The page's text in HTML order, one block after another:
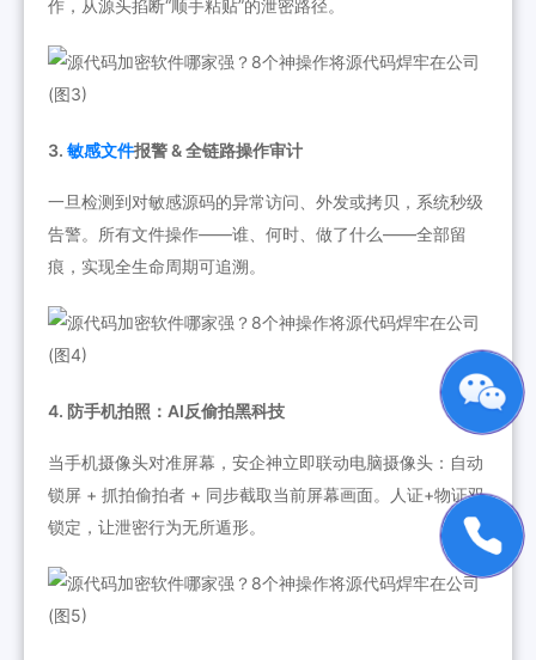
作，从源头掐断“顺手粘贴”的泄密路径。
3. 敏感文件报警 & 全链路操作审计
一旦检测到对敏感源码的异常访问、外发或拷贝，系统秒级
告警。所有文件操作——谁、何时、做了什么——全部留
痕，实现全生命周期可追溯。
4. 防手机拍照：AI反偷拍黑科技
当手机摄像头对准屏幕，安企神立即联动电脑摄像头：自动
锁屏 + 抓拍偷拍者 + 同步截取当前屏幕画面。人证+物证双
锁定，让泄密行为无所遁形。